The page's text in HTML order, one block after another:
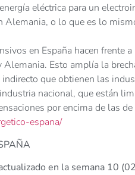
eléctrica para un
Alemania, o lo que es lo
en España hacen frente
Alemania. Esto amplía la
indirecto que obtienen las
nacional, que están
por encima de las
espana/
en la semana 10